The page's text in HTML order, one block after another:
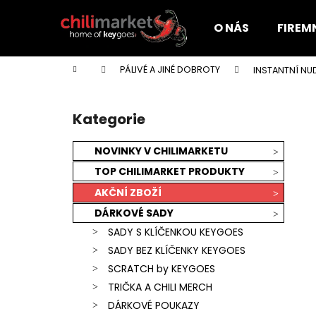
O NÁS
Domů PÁLIVÉ A JINÉ DOBROTY INSTANTNÍ
Přeskočit
kategorie
Kategorie
NOVINKY V CHILIMARKETU
TOP CHILIMARKET PRODUKTY
AKČNÍ ZBOŽÍ
DÁRKOVÉ SADY
SADY S KLÍČENKOU KEYGOES
SADY BEZ KLÍČENKY KEYGOES
SCRATCH by KEYGOES
TRIČKA A CHILI MERCH
DÁRKOVÉ POUKAZY
í
Zpět
do
Zpět
do
KEYGOES:CHILI ULTRA PÁLIVÉ (MORUGA